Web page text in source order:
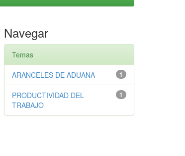
Navegar
Temas
1
ARANCELES DE ADUANA
1
PRODUCTIVIDAD DEL
TRABAJO